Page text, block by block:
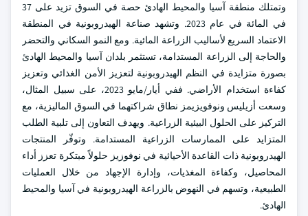
وتمتلك منطقة آسيا والمحيط الهادئ حصة في السوق تزيد على 37
في المائة في عام 2023. وتشهد صناعة الهيدروبونية في المنطقة
الاعتماد السريع لأساليب الزراعة المائية. ومع النمو السكاني والتحضر
والحاجة إلى الزراعة المستدامة، تستثمر بلدان آسيا والمحيط الهادئ
بصورة متزايدة في النظم الهيدروبونية لتعزيز الأمن الغذائي وتعزيز
كفاءة استخدام الأراضي. ففي أيار/مايو 2023، على سبيل المثال،
وسعت أزيليس ونوفويزيمز نطاق شراكتهما في السوق الماليزية، مع
التركيز على الحلول البيئية الزراعية. ويهدف التعاون إلى تلبية الطلب
المتزايد على الممارسات الزراعية المستدامة. وتوفّر المنتجات
الهيدروبونية ذات القاعدة الأحيائية في نوفوزيز حلولاً مبتكرة تعزز أداء
المحاصيل، وكفاءة المغذيات، وإدارة الإجهاد من خلال العمليات
الطبيعية، وتسهم في النهوض بالزراعة الهيدروبونية في آسيا والمحيط
الهادئ.